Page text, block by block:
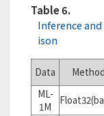
Table 6.
Inference
ison
Data Method
ML-
1M